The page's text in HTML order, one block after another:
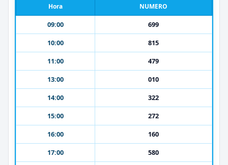
Hora NUMERO
09:00
699
10:00
815
11:00
479
13:00
010
14:00
322
15:00
272
16:00
160
17:00
580